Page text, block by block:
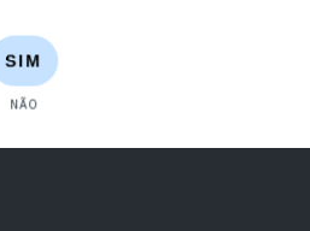
SIM
NÃO